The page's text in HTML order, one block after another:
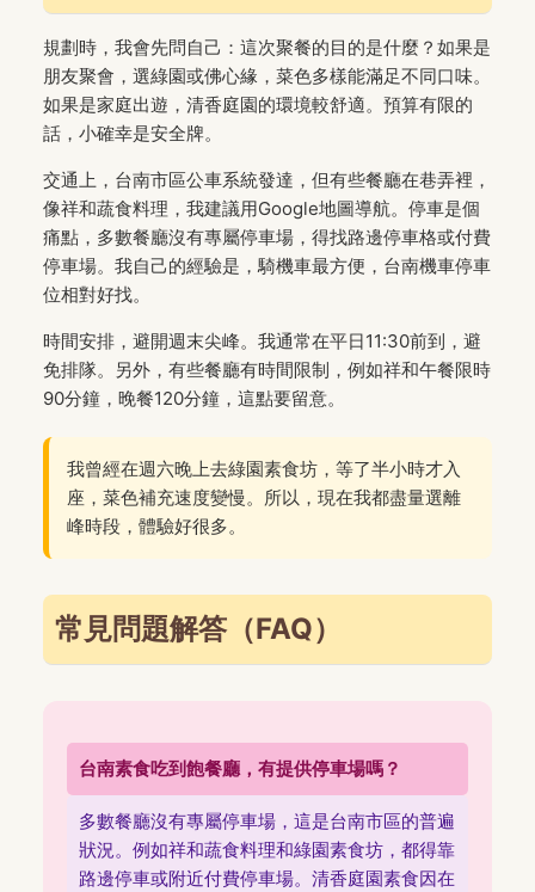
規劃時，我會先問自己：這次聚餐的目的是什麼？如果是
朋友聚會，選綠園或佛心緣，菜色多樣能滿足不同口味。
如果是家庭出遊，清香庭園的環境較舒適。預算有限的
話，小確幸是安全牌。
交通上，台南市區公車系統發達，但有些餐廳在巷弄裡，
像祥和蔬食料理，我建議用Google地圖導航。停車是個
痛點，多數餐廳沒有專屬停車場，得找路邊停車格或付費
停車場。我自己的經驗是，騎機車最方便，台南機車停車
位相對好找。
時間安排，避開週末尖峰。我通常在平日11:30前到，避
免排隊。另外，有些餐廳有時間限制，例如祥和午餐限時
90分鐘，晚餐120分鐘，這點要留意。
我曾經在週六晚上去綠園素食坊，等了半小時才入
座，菜色補充速度變慢。所以，現在我都盡量選離
峰時段，體驗好很多。
常見問題解答（FAQ）
台南素食吃到飽餐廳，有提供停車場嗎？
多數餐廳沒有專屬停車場，這是台南市區的普遍
狀況。例如祥和蔬食料理和綠園素食坊，都得靠
路邊停車或附近付費停車場。清香庭園素食因在